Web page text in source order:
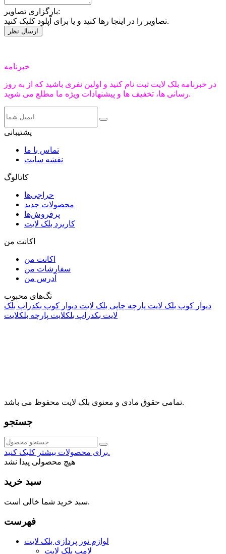
بارگزاری تصاویر:
تصاویر را در اینجا رها کنید و یا برای آپلود کلیک کنید.
خبرنامه
در خبرنامه بلک لایت ثبت نام کنید و اولین نفری باشید که از به روز
رسانی ها، تخفیف ها و پیشنهادات ویژه ما مطلع می شوید.
پشتیبانی
تماس با ما
نقشه سایت
کاتالوگ
حراجی‌ها
محصولات جدید
پرفروش‌ها
کاربرد بلک لایت
اکانت من
اکانت من
سفارشات من
آدرس من
تگ‌های محبوب
دیوار کوب بلک لایت پارچه چاپی بلک لایت دیوار کوب بکدراپ بلک
لایت بکدراپ بلکلایت پارچه بلکلایت
تمامی حقوق مادی و معنوی بلک لایت محفوظ می باشد.
جستجو
برای محصولات بیشتر کلیک کنید.
هیچ محصولی پیدا نشد
سبد خرید
سبد خرید شما خالی است.
فهرست
لوازم نور پردازی بلک لایت
لامپ بلک لایت